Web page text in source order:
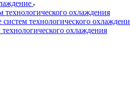
технологического охлаждения
технологического
охлаждения